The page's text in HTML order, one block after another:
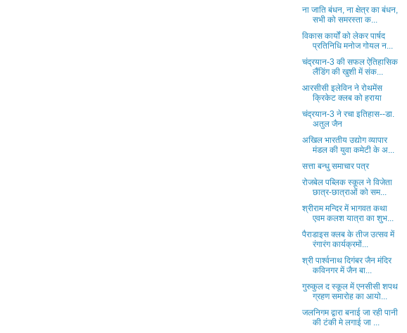
ना जाति बंधन, ना क्षेत्र का बंधन,
सभी को समरस्ता क...
विकास कार्यों को लेकर पार्षद
प्रतिनिधि मनोज गोयल न...
चंद्रयान-3 की सफल ऐतिहासिक
लैंडिंग की खुशी में संक...
आरसीसी इलेविन ने रोथमेंस
क्रिकेट क्लब को हराया
चंद्रयान-3 ने रचा इतिहास--डा.
अतुल जैन
अखिल भारतीय उद्योग व्यापार
मंडल की युवा कमेटी के अ...
सत्ता बन्धु समाचार पत्र
रोजबेल पब्लिक स्कूल ने विजेता
छात्र-छात्राओं को सम...
श्रीराम मन्दिर में भागवत कथा
एवम कलश यात्रा का शुभ...
पैराडाइस क्लब के तीज उत्सव में
रंगारंग कार्यक्रमों...
श्री पार्श्वनाथ दिगंबर जैन मंदिर
कविनगर में जैन बा...
गुरुकुल द स्कूल में एनसीसी शपथ
ग्रहण समारोह का आयो...
जलनिगम द्वारा बनाई जा रही पानी
की टंकी मे लगाई जा ...